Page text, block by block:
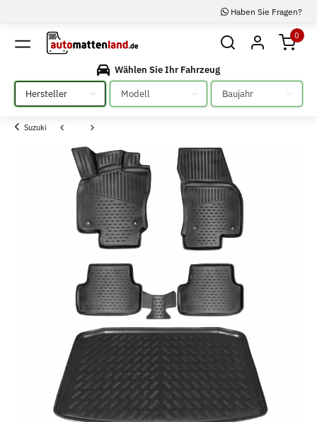
Haben Sie Fragen?
0
Wählen Sie Ihr Fahrzeug
Bitte auswählen
Bitte auswählen Bitte auswählen
Suzuki